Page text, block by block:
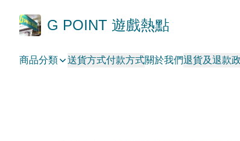
G POINT 遊戲熱點
商品分類 送貨方式付款方式關於我們退貨及退款